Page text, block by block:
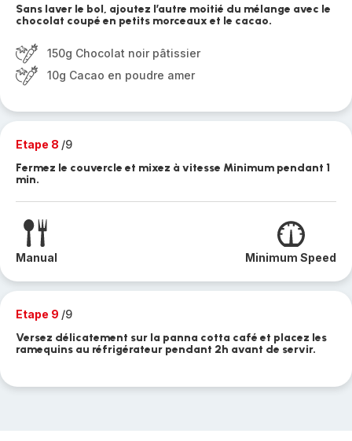
Sans laver le bol, ajoutez l’autre moitié du mélange avec le
chocolat coupé en petits morceaux et le cacao.
150g Chocolat noir pâtissier
10g Cacao en poudre amer
Etape 8 /9
Fermez le couvercle et mixez à vitesse Minimum pendant 1
min.
Manual Minimum Speed
Etape 9 /9
Versez délicatement sur la panna cotta café et placez les
ramequins au réfrigérateur pendant 2h avant de servir.